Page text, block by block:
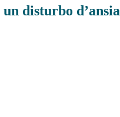
disturbo d’ansia